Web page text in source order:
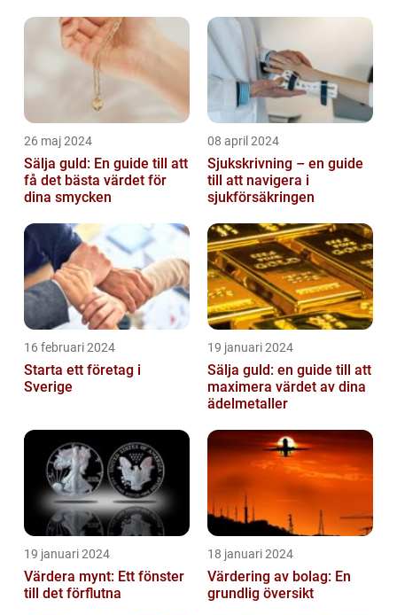
26 maj 2024
Sälja guld: En guide till att
få det bästa värdet för
dina smycken
08 april 2024
Sjukskrivning – en guide
till att navigera i
sjukförsäkringen
16 februari 2024
Starta ett företag i
Sverige
19 januari 2024
Sälja guld: en guide till att
maximera värdet av dina
ädelmetaller
19 januari 2024
Värdera mynt: Ett fönster
till det förflutna
18 januari 2024
Värdering av bolag: En
grundlig översikt